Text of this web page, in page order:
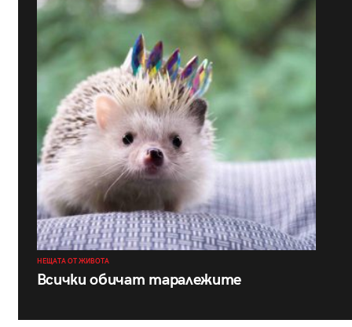
НЕЩАТА ОТ ЖИВОТА
Всички обичат таралежите